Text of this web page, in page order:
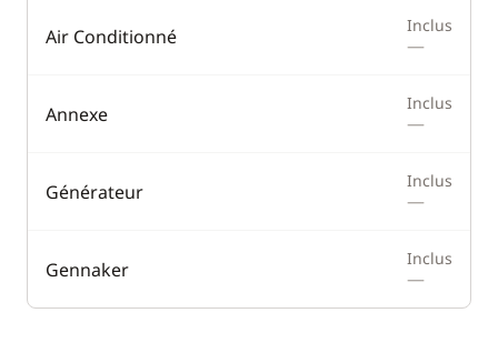
Eau chaude
Lave Linge
Panneaux solaires
Air Conditionné Inclus
—
Annexe Inclus
—
Générateur Inclus
—
Gennaker Inclus
—